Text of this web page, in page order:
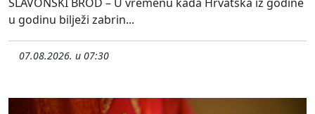
u godinu bilježi zabrin...
07.08.2026. u 07:30